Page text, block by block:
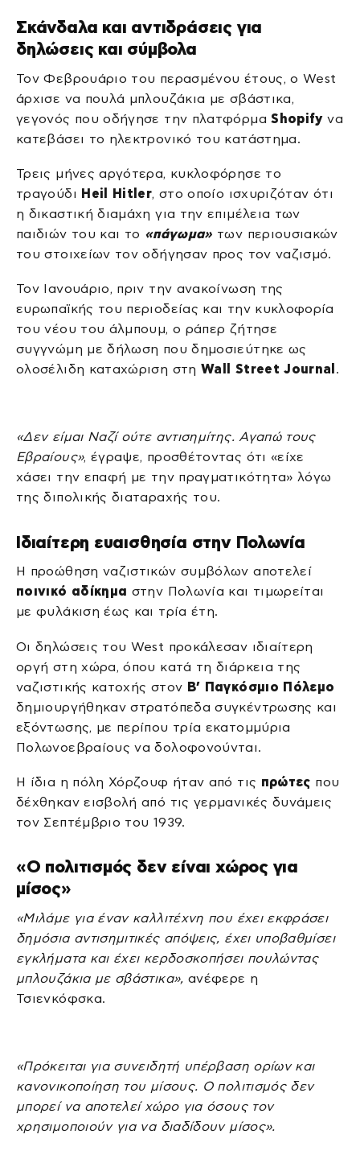
Σκάνδαλα και αντιδράσεις για
δηλώσεις και σύμβολα
Τον Φεβρουάριο του περασμένου έτους, ο West
άρχισε να πουλά μπλουζάκια με σβάστικα,
γεγονός που οδήγησε την πλατφόρμαShopifyνα
κατεβάσει το ηλεκτρονικό του κατάστημα.
Τρεις μήνες αργότερα, κυκλοφόρησε το
τραγούδι Heil Hitler, στο οποίο ισχυριζόταν ότι
η δικαστική διαμάχη για την επιμέλεια των
παιδιών του και το «πάγωμα» των περιουσιακών
του στοιχείων τον οδήγησαν προς τον ναζισμό.
Τον Ιανουάριο, πριν την ανακοίνωση της
ευρωπαϊκής του περιοδείας και την κυκλοφορία
του νέου του άλμπουμ, ο ράπερ ζήτησε
συγγνώμη με δήλωση που δημοσιεύτηκε ως
ολοσέλιδη καταχώριση στη Wall Street Journal .
«Δεν είμαι Ναζί ούτε αντισημίτης. Αγαπώ τους
Εβραίους», έγραψε, προσθέτοντας ότι «είχε
χάσει την επαφή με την πραγματικότητα» λόγω
της διπολικής διαταραχής του.
Ιδιαίτερη ευαισθησία στην Πολωνία
Η προώθηση ναζιστικών συμβόλων αποτελεί
ποινικό αδίκημα στην Πολωνία και τιμωρείται
με φυλάκιση έως και τρία έτη.
Οι δηλώσεις του West προκάλεσαν ιδιαίτερη
οργή στη χώρα, όπου κατά τη διάρκεια της
ναζιστικής κατοχής στον Β’ Παγκόσμιο Πόλεμο
δημιουργήθηκαν στρατόπεδα συγκέντρωσης και
εξόντωσης, με περίπου τρία εκατομμύρια
Πολωνοεβραίους να δολοφονούνται.
Η ίδια η πόλη Χόρζουφ ήταν από τις πρώτες που
δέχθηκαν εισβολή από τις γερμανικές δυνάμεις
τον Σεπτέμβριο του 1939.
«Ο πολιτισμός δεν είναι χώρος για
μίσος»
«Μιλάμε για έναν καλλιτέχνη που έχει εκφράσει
δημόσια αντισημιτικές απόψεις, έχει υποβαθμίσει
εγκλήματα και έχει κερδοσκοπήσει πουλώντας
μπλουζάκια με σβάστικα», ανέφερε η
Τσιενκόφσκα.
«Πρόκειται για συνειδητή υπέρβαση ορίων και
κανονικοποίηση του μίσους. Ο πολιτισμός δεν
μπορεί να αποτελεί χώρο για όσους τον
χρησιμοποιούν για να διαδίδουν μίσος».